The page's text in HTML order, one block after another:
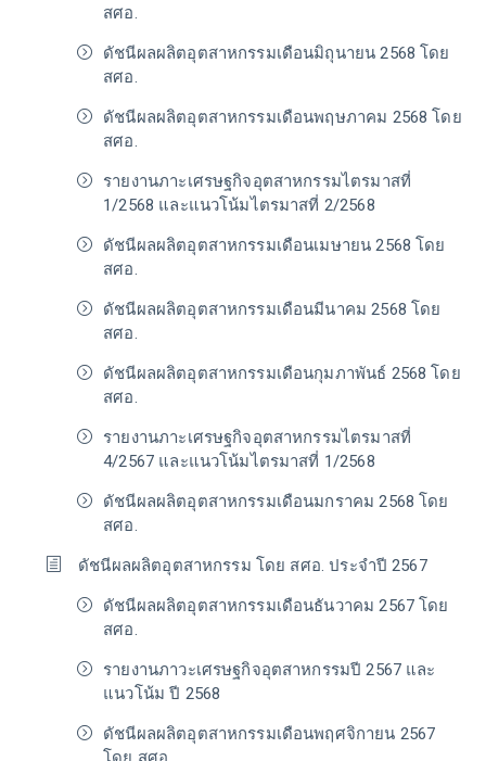
สศอ.
ดัชนีผลผลิตอุตสาหกรรมเดือนมิถุนายน 2568 โดย
สศอ.
ดัชนีผลผลิตอุตสาหกรรมเดือนพฤษภาคม 2568 โดย
สศอ.
รายงานภาะเศรษฐกิจอุตสาหกรรมไตรมาสที่
1/2568 และแนวโน้มไตรมาสที่ 2/2568
ดัชนีผลผลิตอุตสาหกรรมเดือนเมษายน 2568 โดย
สศอ.
ดัชนีผลผลิตอุตสาหกรรมเดือนมีนาคม 2568 โดย
สศอ.
ดัชนีผลผลิตอุตสาหกรรมเดือนกุมภาพันธ์ 2568 โดย
สศอ.
รายงานภาะเศรษฐกิจอุตสาหกรรมไตรมาสที่
4/2567 และแนวโน้มไตรมาสที่ 1/2568
ดัชนีผลผลิตอุตสาหกรรมเดือนมกราคม 2568 โดย
สศอ.
ดัชนีผลผลิตอุตสาหกรรม โดย สศอ. ประจำปี 2567
ดัชนีผลผลิตอุตสาหกรรมเดือนธันวาคม 2567 โดย
สศอ.
รายงานภาวะเศรษฐกิจอุตสาหกรรมปี 2567 และ
แนวโน้ม ปี 2568
ดัชนีผลผลิตอุตสาหกรรมเดือนพฤศจิกายน 2567